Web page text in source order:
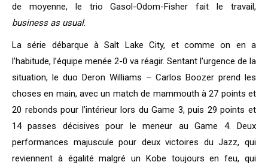
de moyenne, le trio Gasol-Odom-Fisher fait le travail,
business as usual.
La série débarque à Salt Lake City, et comme on en a
l’habitude, l’équipe menée 2-0 va réagir. Sentant l’urgence de la
situation, le duo Deron Williams – Carlos Boozer prend les
choses en main, avec un match de mammouth à 27 points et
20 rebonds pour l’intérieur lors du Game 3, puis 29 points et
14 passes décisives pour le meneur au Game 4. Deux
performances majuscule pour deux victoires du Jazz, qui
reviennent à égalité malgré un Kobe toujours en feu, qui